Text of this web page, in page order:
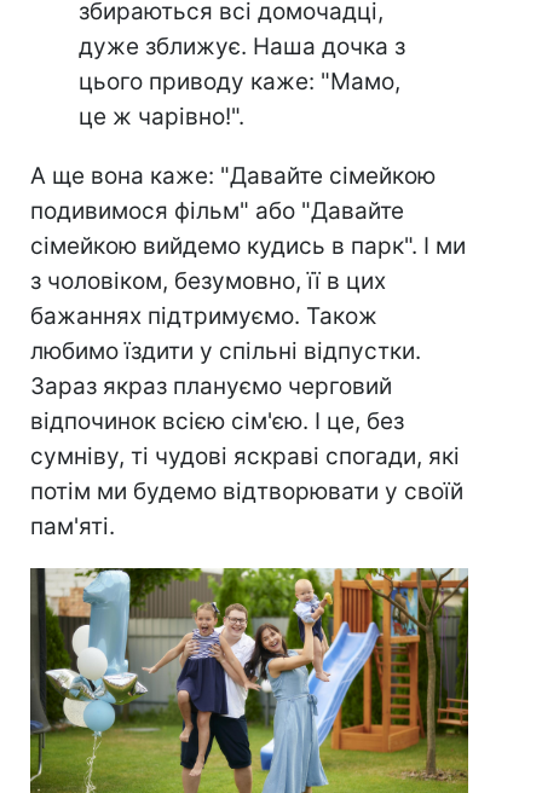
збираються всі домочадці,
дуже зближує. Наша дочка з
цього приводу каже: "Мамо,
це ж чарівно!".
А ще вона каже: "Давайте сімейкою
подивимося фільм" або "Давайте
сімейкою вийдемо кудись в парк". І ми
з чоловіком, безумовно, її в цих
бажаннях підтримуємо. Також
любимо їздити у спільні відпустки.
Зараз якраз плануємо черговий
відпочинок всією сім'єю. І це, без
сумніву, ті чудові яскраві спогади, які
потім ми будемо відтворювати у своїй
пам'яті.